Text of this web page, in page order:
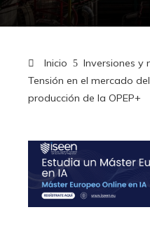
Inicio
Inversiones y
Tensión en el mercado
producción de la OPEP+